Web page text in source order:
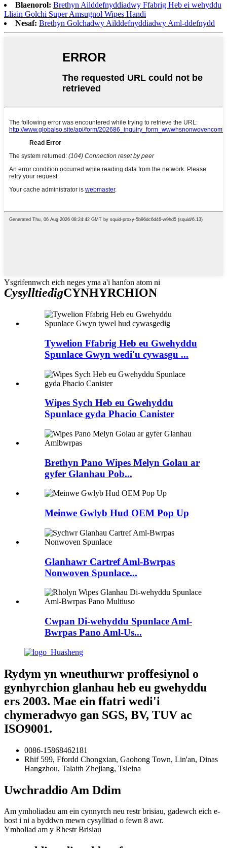
Blaenorol: Brethyn Ailddefnyddiadwy Ffabrig Heb ei wehyddu
Lliain Golchi Super Amsugnol Wipes Handi
Nesaf: Brethyn Golchadwy Ailddefnyddiadwy Aml-ddefnydd
Ysgrifennwch eich neges yma a'i hanfon atom ni
CysylltiedigCYNHYRCHION
Tywelion Ffabrig Heb eu Gwehyddu
Spunlace Gwyn wedi'u cywasgu ...
Wipes Sych Heb eu Gwehyddu
Spunlace gyda Phacio Canister
Brethyn Pano Wipes Melyn Golau ar
gyfer Glanhau Pob...
Meinwe Gwlyb Hud OEM Pop Up
Glanhawr Cartref Aml-Bwrpas
Nonwoven Spunlace...
Cwpan Di-wehyddu Spunlace Aml-
Bwrpas Pano Aml-Us...
Rydym yn wneuthurwr proffesiynol o
gynhyrchion glanhau heb eu gwehyddu
ers 2003. Mae ein ffatri wedi'i
chymeradwyo gan SGS, BV, TUV ac
ISO9001.
0086-15868462181
Rhif 599, Ffordd Chongxian, Gaohong Town, Lin'an, Dinas
Hangzhou, Talaith Zhejiang, Tsieina
Uwchraddio Am Ddim
Am ymholiadau am ein cynnyrch neu restr brisiau, gadewch eich e-
bost i ni a byddwn mewn cysylltiad o fewn 8 awr.
Ymholiad am y Rhestr Brisiau